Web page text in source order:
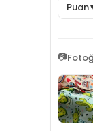
Puan
📷